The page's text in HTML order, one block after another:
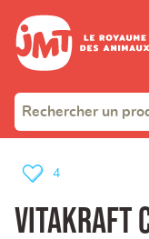
Vitakraft
4